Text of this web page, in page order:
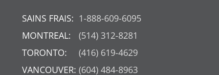
SAINS FRAIS: 1-888-609-6095
MONTREAL:
(514) 312-8281
TORONTO:
(416) 619-4629
VANCOUVER: (604) 484-8963